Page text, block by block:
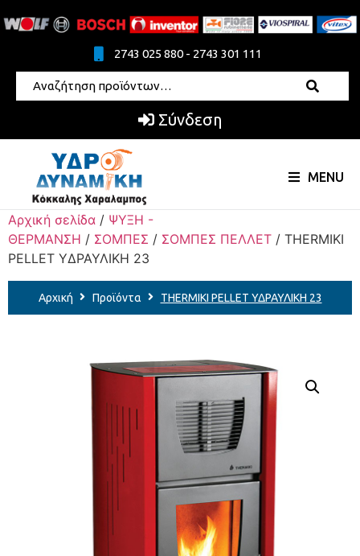
2743 025 880 - 2743 301 111
Σύνδεση
MENU
Αρχική σελίδα / ΨΥΞΗ -
ΘΕΡΜΑΝΣΗ / ΣΟΜΠΕΣ / ΣΟΜΠΕΣ ΠΕΛΛΕΤ / THERMIKI
PELLET ΥΔΡΑΥΛΙΚΗ 23
Αρχική Προϊόντα THERMIKI PELLET ΥΔΡΑΥΛΙΚΗ 23